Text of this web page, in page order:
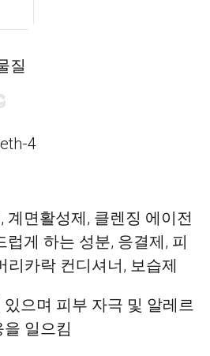
질
4
계면활성제, 클렌징 에이전
럽게 하는 성분, 응결제, 피
리카락 컨디셔너, 보습제
있으며 피부 자극 및 알레르
일으킴